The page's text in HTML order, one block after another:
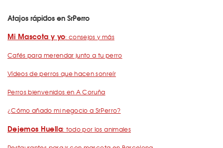
Atajos rápidos en SrPerro
Mi Mascota y yo: consejos y más
Cafés para merendar junto a tu perro
Vídeos de perros que hacen sonreír
Perros bienvenidos en A Coruña
¿Cómo añado mi negocio a SrPerro?
Dejemos Huella: todo por los animales